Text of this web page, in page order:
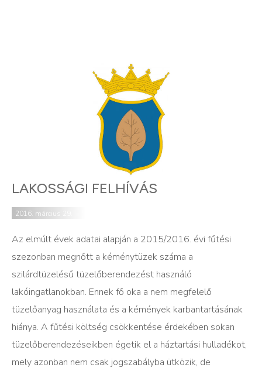
LAKOSSÁGI FELHÍVÁS
2016. március 29.
Az elmúlt évek adatai alapján a 2015/2016. évi fűtési
szezonban megnőtt a kéménytüzek száma a
szilárdtüzelésű tüzelőberendezést használó
lakóingatlanokban. Ennek fő oka a nem megfelelő
tüzelőanyag használata és a kémények karbantartásának
hiánya. A fűtési költség csökkentése érdekében sokan
tüzelőberendezéseikben égetik el a háztartási hulladékot,
mely azonban nem csak jogszabályba ütközik, de